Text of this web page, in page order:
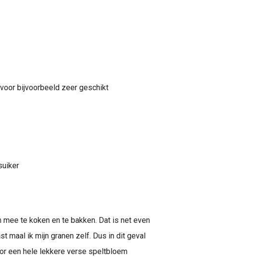
bijvoorbeeld zeer geschikt
te koken en te bakken. Dat is net even
maal ik mijn granen zelf. Dus in dit geval
een hele lekkere verse speltbloem